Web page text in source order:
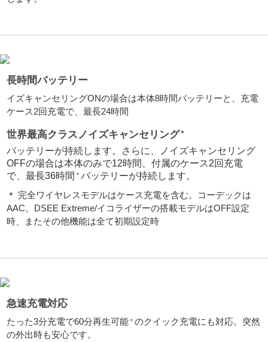
長時間バッテリー
イズキャンセリングONの場合は本体8時間バッテリーと、充電
ケース2回充電で、最長24時間
世界最高クラスノイズキャンセリング＊
バッテリーが持続します。さらに、ノイズキャンセリング
OFFの場合は本体のみで12時間、付属のケース2回充電
で、最長36時間 ＊ バッテリーが持続します。
＊ 完全ワイヤレスモデルはケース充電を含む。コーデックは
AAC。DSEE Extreme/イコライザーの搭載モデルはOFF設定
時、またその他機能は全て初期設定時
急速充電対応
たった3分充電で60分再生可能 ＊のクイック充電にも対応。突然
の外出時も安心です。